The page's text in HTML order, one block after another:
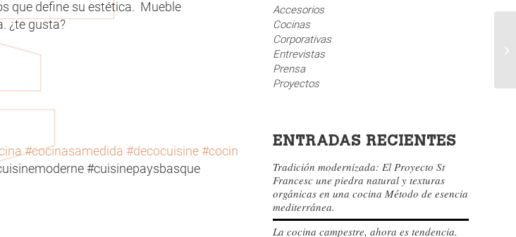
que define su estética. Mueble
¿te gusta?
#cocinasamedida #decocuisine#cocinasconencanto
#cuisinepaysbasque
Accesorios
Cocinas
Corporativas
Entrevistas
Prensa
Proyectos
ENTRADAS RECIENTES
Tradición modernizada: El Proyecto St
Francesc une piedra natural y texturas
orgánicas en una cocina Método de esencia
mediterránea.
La cocina campestre, ahora es tendencia.